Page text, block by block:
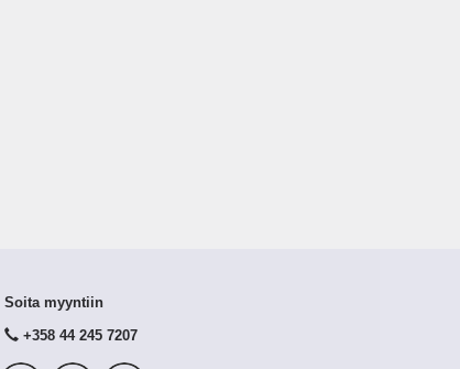
Soita myyntiin
+358 44 245 7207